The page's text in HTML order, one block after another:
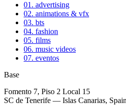
01. advertising
02. animations & vfx
03. bts
04. fashion
05. films
06. music videos
07. eventos
Base
Fomento 7, Piso 2 Local 15
SC de Tenerife — Islas Canarias, Spain